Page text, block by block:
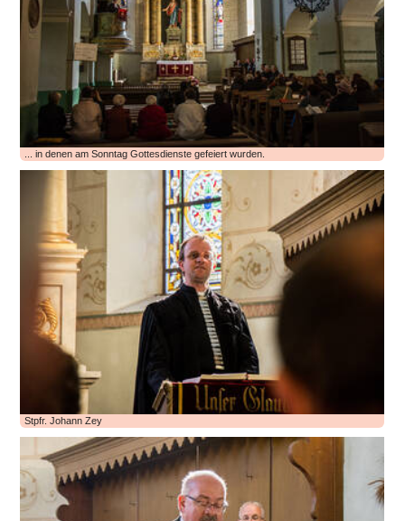
... in denen am Sonntag Gottesdienste gefeiert wurden.
Stpfr. Johann Zey